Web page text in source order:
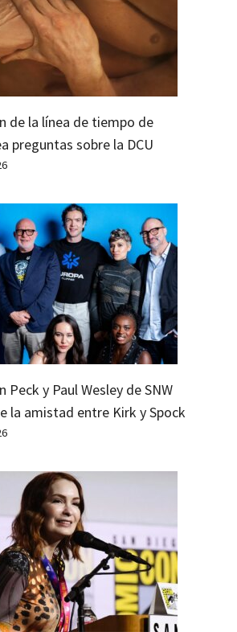
de la línea de tiempo de
preguntas sobre la DCU
Peck y Paul Wesley de SNW
la amistad entre Kirk y Spock